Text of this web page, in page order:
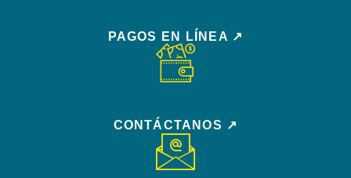
PAGOS EN LÍNEA ↗
CONTÁCTANOS ↗